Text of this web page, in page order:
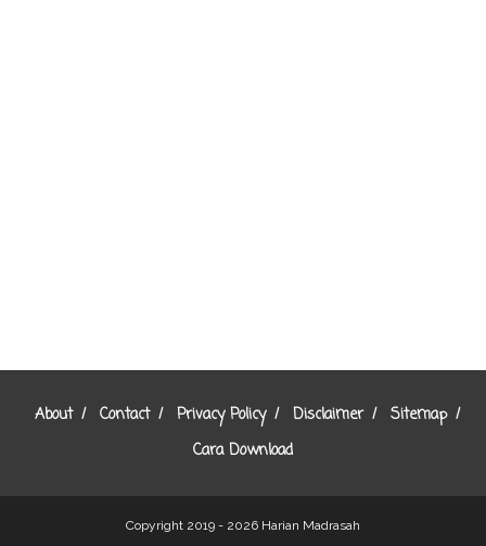
About Contact Privacy Policy Disclaimer
Sitemap
Cara Download
Copyright 2019 - 2026 Harian Madrasah